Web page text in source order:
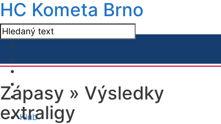
HC Kometa Brno
Klub
Zápasy » Výsledky
extraligy